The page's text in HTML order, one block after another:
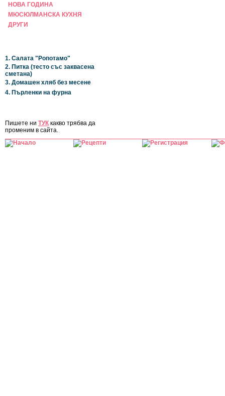
НОВА ГОДИНА
МЮСЮЛМАНСКА КУХНЯ
ДРУГИ
1. Салата "Ропотамо"
2. Питка (тесто със заквасена
сметана)
3. Домашен хляб без месене
4. Пърленки на фурна
Пишете ни ТУК какво трябва да
променим в сайта.